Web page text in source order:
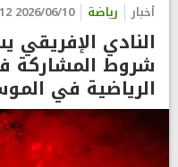
أخبار رياضة 2026/06/10 17:12
النادي
شروط المشاركة
الرياضية في